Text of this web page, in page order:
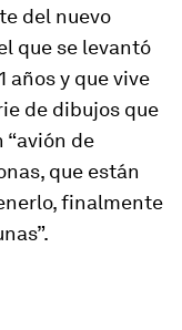
del nuevo
que se levantó
años y que vive
de dibujos que
“avión de
que están
finalmente